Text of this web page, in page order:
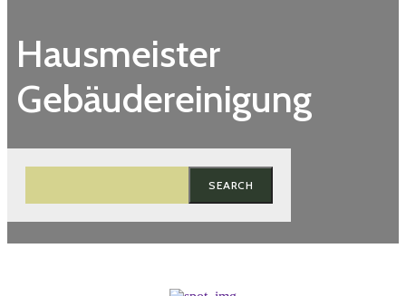
Hausmeister
Gebäudereinigung
SEARCH